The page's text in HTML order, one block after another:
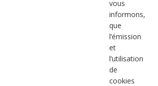
vous
informons,
que
l’émission
et
l’utilisation
de
cookies